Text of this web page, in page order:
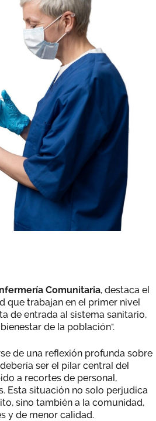
Comunitaria, destaca el
que trabajan en el primer nivel
de entrada al sistema sanitario,
de la población".
de una reflexión profunda sobre
ser el pilar central del
a recortes de personal,
Esta situación no solo perjudica
sino también a la comunidad,
y de menor calidad.